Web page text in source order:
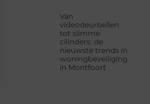
Van
videodeurbellen
tot slimme
cilinders: de
nieuwste trends in
woningbeveiliging
in Montfoort